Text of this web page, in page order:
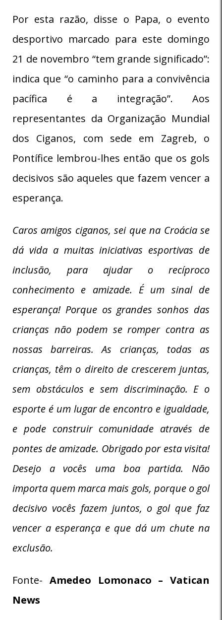
Por esta razão, disse o Papa, o evento
desportivo marcado para este domingo
21 de novembro “tem grande significado”:
indica que “o caminho para a convivência
pacífica é a integração”. Aos
representantes da Organização Mundial
dos Ciganos, com sede em Zagreb, o
Pontífice lembrou-lhes então que os gols
decisivos são aqueles que fazem vencer a
esperança.
Caros amigos ciganos, sei que na Croácia se
dá vida a muitas iniciativas esportivas de
inclusão, para ajudar o recíproco
conhecimento e amizade. É um sinal de
esperança! Porque os grandes sonhos das
crianças não podem se romper contra as
nossas barreiras. As crianças, todas as
crianças, têm o direito de crescerem juntas,
sem obstáculos e sem discriminação. E o
esporte é um lugar de encontro e igualdade,
e pode construir comunidade através de
pontes de amizade. Obrigado por esta visita!
Desejo a vocês uma boa partida. Não
importa quem marca mais gols, porque o gol
decisivo vocês fazem juntos, o gol que faz
vencer a esperança e que dá um chute na
exclusão.
Fonte- Amedeo Lomonaco – Vatican
News